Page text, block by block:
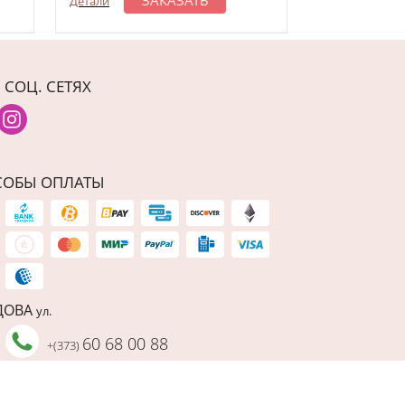
СЕТЯХ
ОПЛАТЫ
ул.
+(373) 60 68 00 88